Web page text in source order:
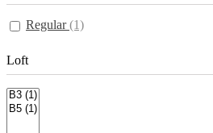
Regular(1)
Loft